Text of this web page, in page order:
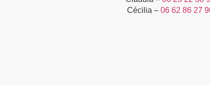
Cécilia –06 62 86 27